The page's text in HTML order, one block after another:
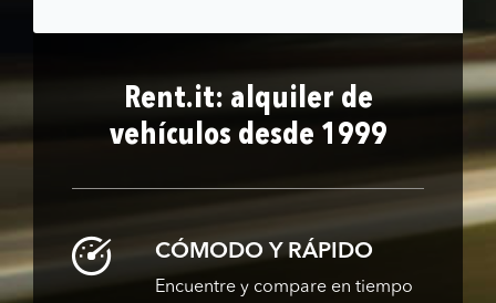
Rent.it: alquiler de
vehículos desde 1999
CÓMODO Y RÁPIDO
Encuentre y compare en tiempo